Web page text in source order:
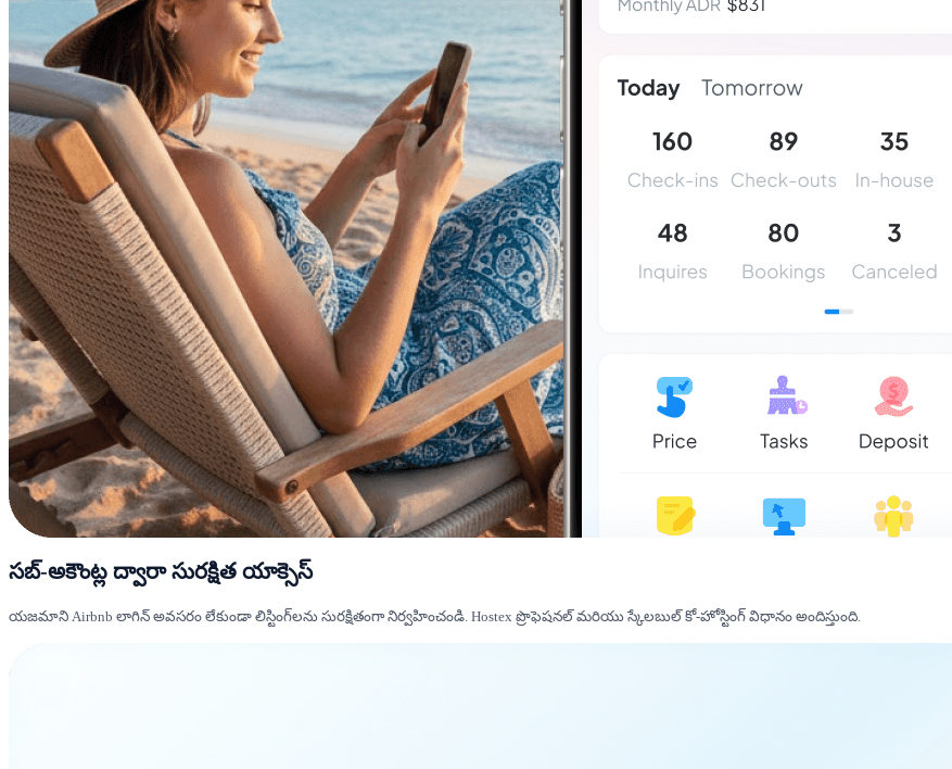
సబ్-అకౌంట్ల ద్వారా సురక్షిత యాక్సెస్
యజమాని Airbnb లాగిన్ అవసరం లేకుండా లిస్టింగ్‌లను సురక్షితంగా నిర్వహించండి. Hostex ప్రొఫెషనల్ మరియు స్కేలబుల్ కో-హోస్టింగ్ విధానం అందిస్తుంది.